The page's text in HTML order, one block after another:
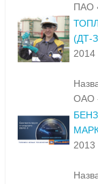
ПАО
(ДТ-
2014
ОАО
2013